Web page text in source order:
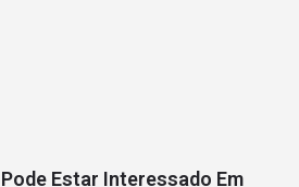
Estar Interessado Em